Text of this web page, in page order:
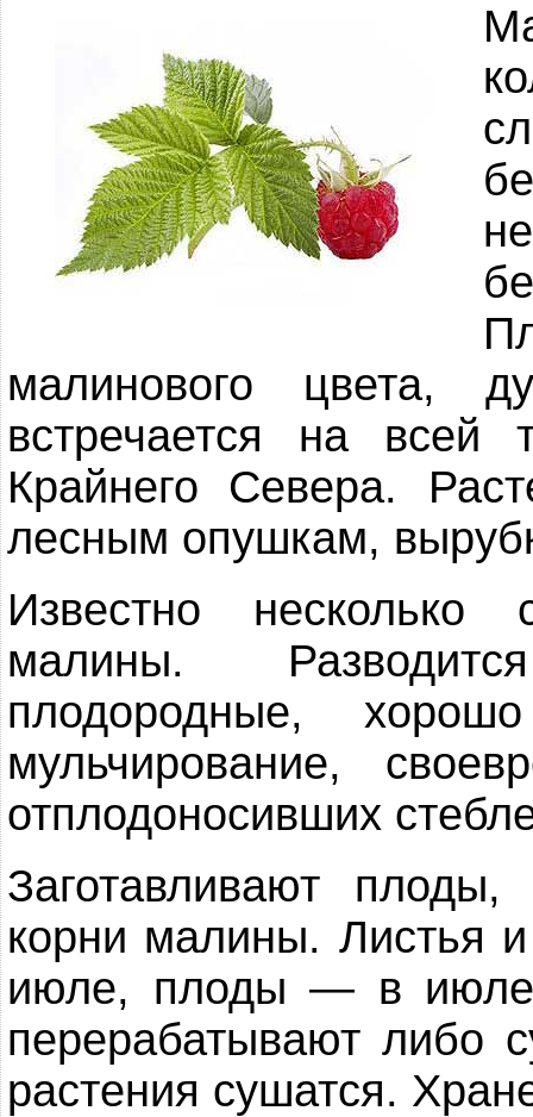
малинового цвета,
встречается на всей
Крайнего Севера.
лесным опушкам,
Известно несколько
малины.
плодородные,
мульчирование,
отплодоносивших
Заготавливают
корни малины. Листья
июле, плоды — в
перерабатывают либо
растения сушатся.